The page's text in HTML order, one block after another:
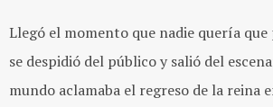
Llegó el momento que nadie quería que
se despidió del público y salió del
mundo aclamaba el regreso de la reina